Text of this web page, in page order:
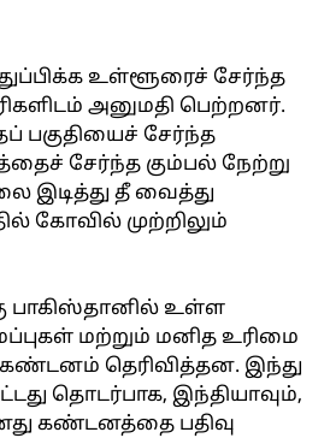
உள்ளூரைச் சேர்ந்த
அனுமதி பெற்றனர்.
பகுதியைச் சேர்ந்த
சேர்ந்த கும்பல் நேற்று
இடித்து தீ வைத்து
கோவில் முற்றிலும்
பாகிஸ்தானில் உள்ள
மற்றும் மனித உரிமை
தெரிவித்தன. இந்து
தொடர்பாக, இந்தியாவும்,
கண்டனத்தை பதிவு